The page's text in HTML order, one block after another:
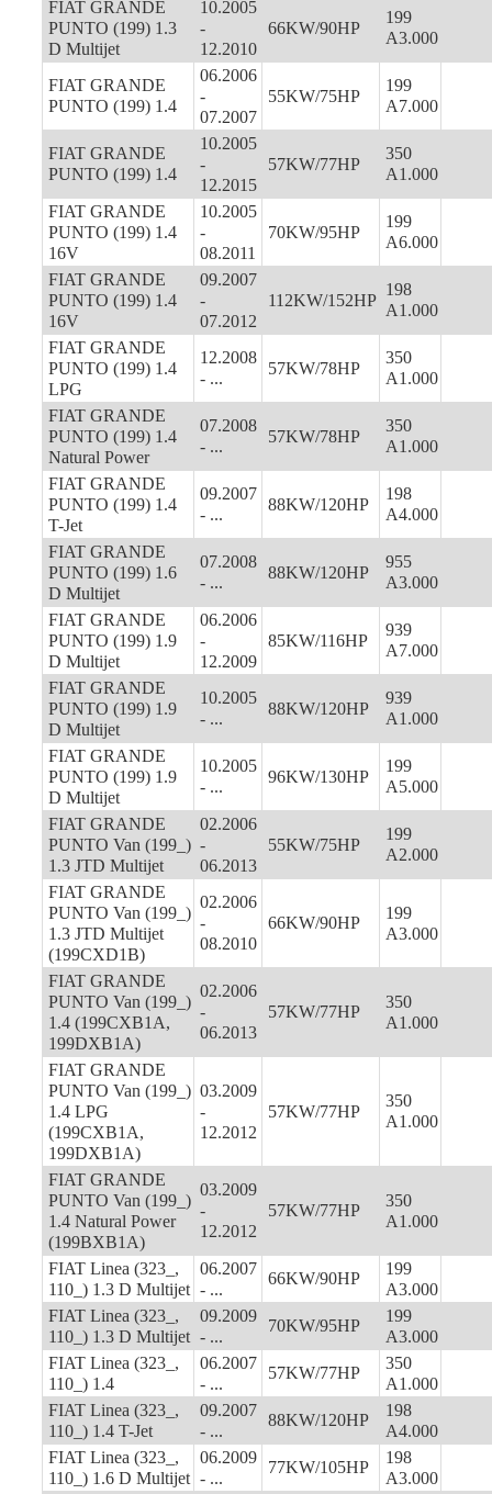
FIAT GRANDE
PUNTO (199) 1.3
D Multijet
10.2005
-
12.2010
66KW/90HP
199
A3.000
FIAT GRANDE
PUNTO (199) 1.4
06.2006
-
07.2007
55KW/75HP
199
A7.000
FIAT GRANDE
PUNTO (199) 1.4
10.2005
-
12.2015
57KW/77HP
350
A1.000
FIAT GRANDE
PUNTO (199) 1.4
16V
10.2005
-
08.2011
70KW/95HP
199
A6.000
FIAT GRANDE
PUNTO (199) 1.4
16V
09.2007
-
07.2012
112KW/152HP
198
A1.000
FIAT GRANDE
PUNTO (199) 1.4
LPG
12.2008
- ...
57KW/78HP
350
A1.000
FIAT GRANDE
PUNTO (199) 1.4
Natural Power
07.2008
- ...
57KW/78HP
350
A1.000
FIAT GRANDE
PUNTO (199) 1.4
T-Jet
09.2007
- ...
88KW/120HP
198
A4.000
FIAT GRANDE
PUNTO (199) 1.6
D Multijet
07.2008
- ...
88KW/120HP
955
A3.000
FIAT GRANDE
PUNTO (199) 1.9
D Multijet
06.2006
-
12.2009
85KW/116HP
939
A7.000
FIAT GRANDE
PUNTO (199) 1.9
D Multijet
10.2005
- ...
88KW/120HP
939
A1.000
FIAT GRANDE
PUNTO (199) 1.9
D Multijet
10.2005
- ...
96KW/130HP
199
A5.000
FIAT GRANDE
PUNTO Van (199_)
1.3 JTD Multijet
02.2006
-
06.2013
55KW/75HP
199
A2.000
FIAT GRANDE
PUNTO Van (199_)
1.3 JTD Multijet
(199CXD1B)
02.2006
-
08.2010
66KW/90HP
199
A3.000
FIAT GRANDE
PUNTO Van (199_)
1.4 (199CXB1A,
199DXB1A)
02.2006
-
06.2013
57KW/77HP
350
A1.000
FIAT GRANDE
PUNTO Van (199_)
1.4 LPG
(199CXB1A,
199DXB1A)
03.2009
-
12.2012
57KW/77HP
350
A1.000
FIAT GRANDE
PUNTO Van (199_)
1.4 Natural Power
(199BXB1A)
03.2009
-
12.2012
57KW/77HP
350
A1.000
FIAT Linea (323_,
110_) 1.3 D Multijet
06.2007
- ...
66KW/90HP
199
A3.000
FIAT Linea (323_,
110_) 1.3 D Multijet
09.2009
- ...
70KW/95HP
199
A3.000
FIAT Linea (323_,
110_) 1.4
06.2007
- ...
57KW/77HP
350
A1.000
FIAT Linea (323_,
110_) 1.4 T-Jet
09.2007
- ...
88KW/120HP
198
A4.000
FIAT Linea (323_,
110_) 1.6 D Multijet
06.2009
- ...
77KW/105HP
198
A3.000